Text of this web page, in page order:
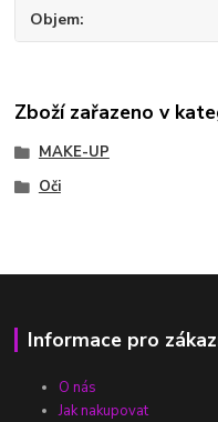
Objem
Zboží zařazeno v
MAKE-UP
Oči
Informace pro
O nás
Jak nakupovat